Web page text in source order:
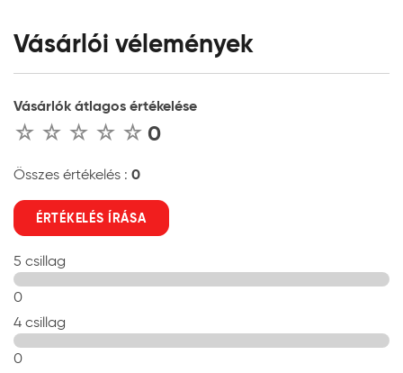
Vásárlói vélemények
Vásárlók átlagos értékelése
0
Összes értékelés : 0
ÉRTÉKELÉS ÍRÁSA
5 csillag
0
4 csillag
0